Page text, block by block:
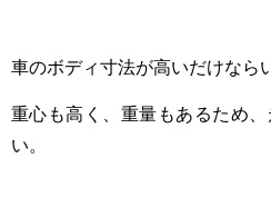
車のボディ寸法が高いだけなら
重心も高く、重量もあるため
い。